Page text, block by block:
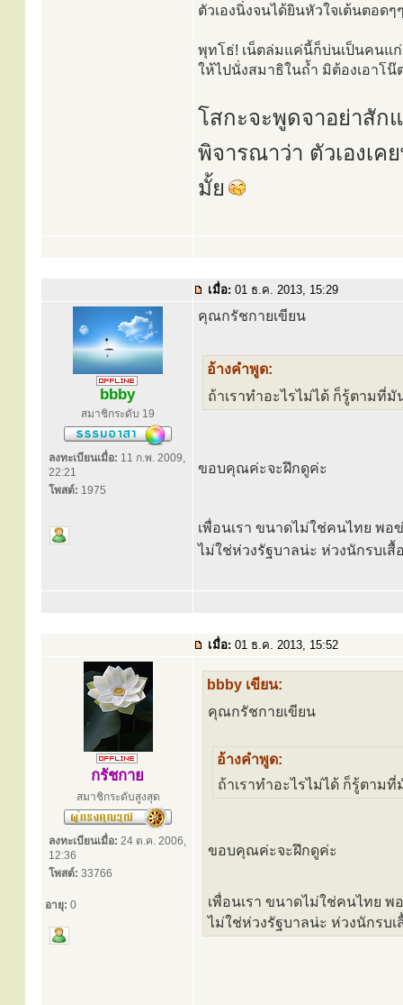
ตัวเองนิ่งจนได้ยินหัวใจเต้นตอดๆ
พุทโธ่! เน็ตล่มแค่นี้ก็บ่นเป็นคนแ
ให้ไปนั่งสมาธิในถ้ำ มิต้องเอาโ
โสกะจะพูดจาอย่าสั
พิจารณาว่า ตัวเองเค
มั้ย
เมื่อ: 01 ธ.ค. 2013, 15:29
bbby
สมาชิกระดับ 19
ลงทะเบียนเมื่อ: 11 ก.พ. 2009,
22:21
โพสต์: 1975
คุณกรัชกายเขียน
อ้างคำพูด:
ถ้าเราทำอะไรไม่ได้ ก็รู้ตามที่
ขอบคุณค่ะจะฝึกดูค่ะ
เพื่อนเรา ขนาดไม่ใช่คนไทย พอ
ไม่ใช่ห่วงรัฐบาลน่ะ ห่วงนักรบเสื้
เมื่อ: 01 ธ.ค. 2013, 15:52
กรัชกาย
สมาชิกระดับสูงสุด
ลงทะเบียนเมื่อ: 24 ต.ค. 2006,
12:36
โพสต์: 33766
อายุ: 0
bbby เขียน:
คุณกรัชกายเขียน
อ้างคำพูด:
ถ้าเราทำอะไรไม่ได้ ก็รู้ตาม
ขอบคุณค่ะจะฝึกดูค่ะ
เพื่อนเรา ขนาดไม่ใช่คนไทย
ไม่ใช่ห่วงรัฐบาลน่ะ ห่วงนักรบ